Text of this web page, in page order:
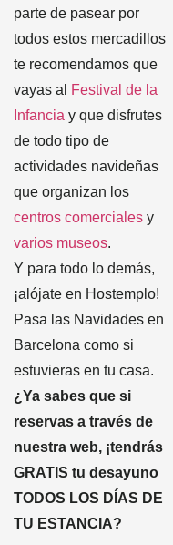
parte de pasear por
todos estos mercadillos
te recomendamos que
vayas al
Festival de la
Infancia y que disfrutes
de todo tipo de
actividades navideñas
que organizan los
centros comerciales y
varios museos.
Y para todo lo demás,
¡alójate en Hostemplo!
Pasa las Navidades en
Barcelona como si
estuvieras en tu casa.
¿Ya sabes que si
reservas a través de
nuestra web, ¡tendrás
GRATIS tu desayuno
TODOS LOS DÍAS DE
TU ESTANCIA?